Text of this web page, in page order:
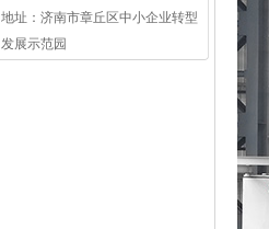
地址：济南市章丘区中小企业转型
发展示范园